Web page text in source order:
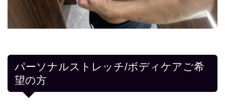
パーソナルストレッチ/ボディケアご希
望の方